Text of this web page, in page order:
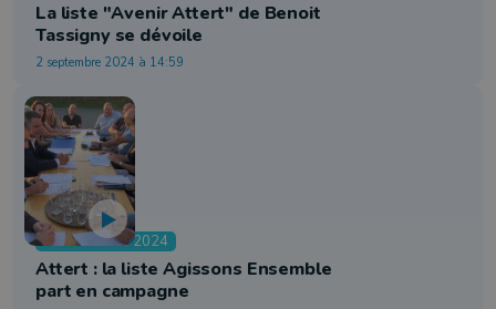
La liste "Avenir Attert" de Benoit
Tassigny se dévoile
2 septembre 2024 à 14:59
Communales 2024
Attert : la liste Agissons Ensemble
part en campagne